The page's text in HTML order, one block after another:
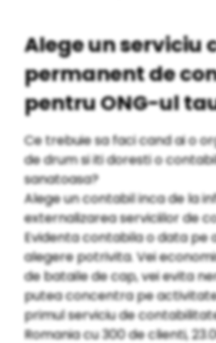
Alege un serviciu
permanent de
pentru ONG-ul
Ce trebuie sa faci cand ai o
de drum si iti doresti o
sanatoasa?
Alege un contabil inca de la
externalizarea serviciilor de
Evidenta contabila o data pe
alegere potrivita. Vei
de bataile de cap, vei evita
putea concentra pe
primul serviciu de
Romania cu 300 de clienti,